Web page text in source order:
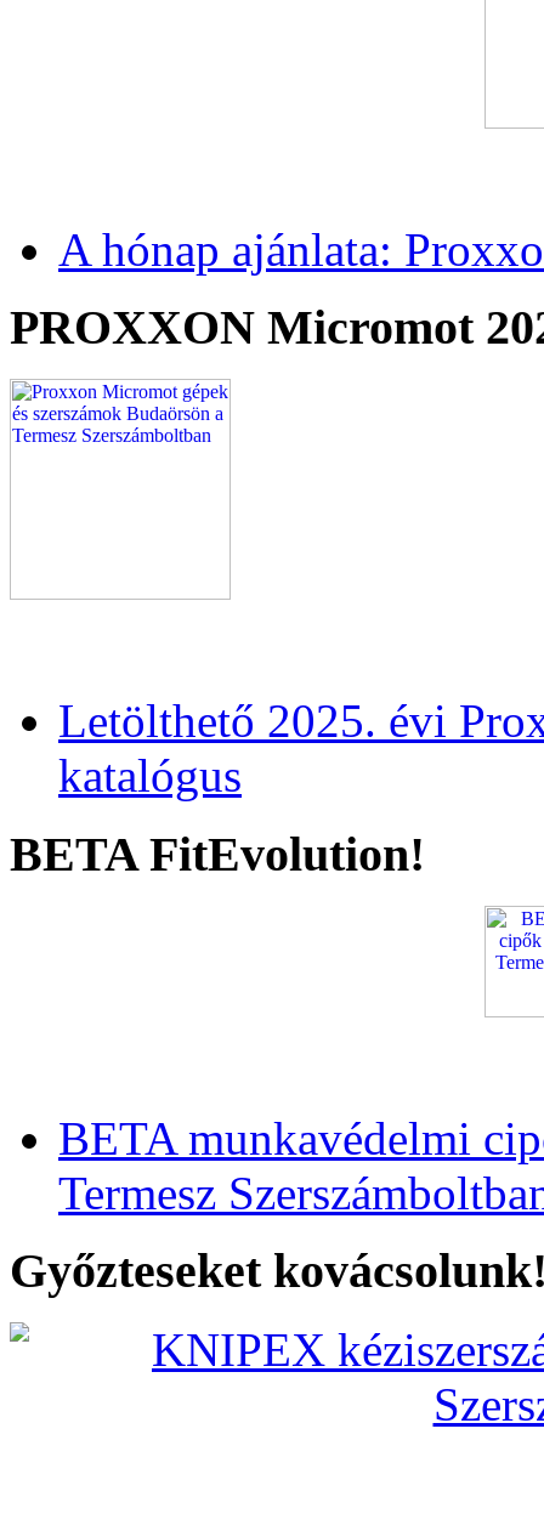
A hónap ajánlata:
PROXXON Micromot
Letölthető 2025. évi
katalógus
BETA FitEvolution!
BETA munkavédelmi
Termesz
Győzteseket